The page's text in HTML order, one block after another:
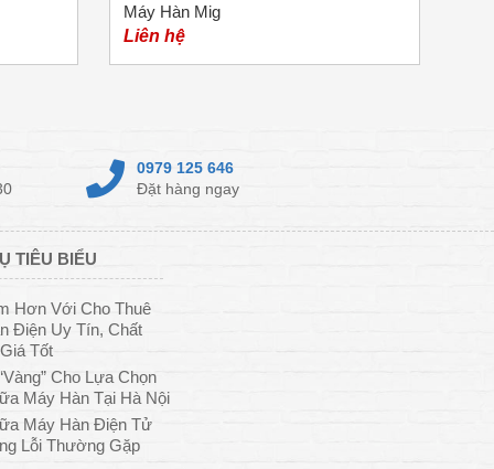
Máy Hàn Mig
Liên hệ
0979 125 646
Đặt hàng ngay
TIÊU BIỂU
Hơn Với Cho Thuê
Điện Uy Tín, Chất
Tốt
Cho Lựa Chọn
Máy Hàn Tại Hà Nội
Máy Hàn Điện Tử
Lỗi Thường Gặp